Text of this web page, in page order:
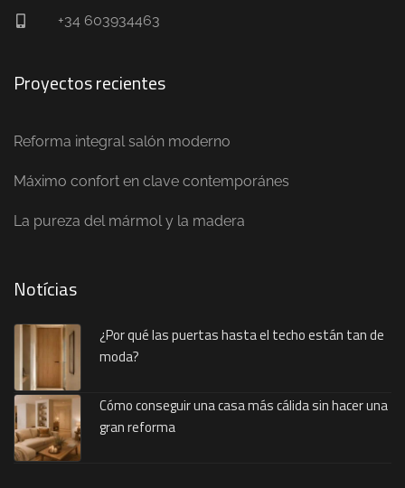
+34 603934463
Proyectos recientes
Reforma integral salón moderno
Máximo confort en clave contemporánes
La pureza del mármol y la madera
Notícias
¿Por qué las puertas hasta el techo están tan de
moda?
Cómo conseguir una casa más cálida sin hacer una
gran reforma